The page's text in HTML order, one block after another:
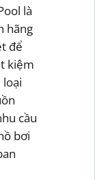
là
hãng
để
kiệm
loại
cầu
bơi